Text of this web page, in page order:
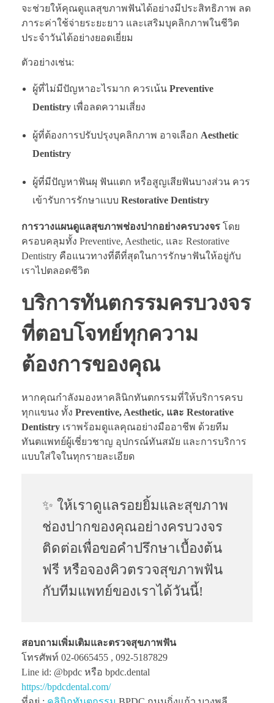
จะช่วยให้คุณดูแลสุขภาพฟันได้อย่างมีประสิทธิภาพ ลด
ภาระค่าใช้จ่ายระยะยาว และเสริมบุคลิกภาพในชีวิต
ประจำวันได้อย่างยอดเยี่ยม
ตัวอย่างเช่น:
ผู้ที่ไม่มีปัญหาอะไรมาก ควรเน้น Preventive
Dentistryเพื่อลดความเสี่ยง
ผู้ที่ต้องการปรับปรุงบุคลิกภาพ อาจเลือก Aesthetic
Dentistry
ผู้ที่มีปัญหาฟันผุ ฟันแตก หรือสูญเสียฟันบางส่วน ควร
เข้ารับการรักษาแบบ Restorative Dentistry
การวางแผนดูแลสุขภาพช่องปากอย่างครบวงจร โดย
ครอบคลุมทั้ง Preventive, Aesthetic, และ Restorative
Dentistry คือแนวทางที่ดีที่สุดในการรักษาฟันให้อยู่กับ
เราไปตลอดชีวิต
บริการทันตกรรมครบวงจร
ที่ตอบโจทย์ทุกความ
ต้องการของคุณ
หากคุณกำลังมองหาคลินิกทันตกรรมที่ให้บริการครบ
ทุกแขนง ทั้ง Preventive, Aesthetic, และ Restorative
Dentistry เราพร้อมดูแลคุณอย่างมืออาชีพ ด้วยทีม
ทันตแพทย์ผู้เชี่ยวชาญ อุปกรณ์ทันสมัย และการบริการ
แบบใส่ใจในทุกรายละเอียด
✨ ให้เราดูแลรอยยิ้มและสุขภาพ
ช่องปากของคุณอย่างครบวงจร
ติดต่อเพื่อขอคำปรึกษาเบื้องต้น
ฟรี หรือจองคิวตรวจสุขภาพฟัน
กับทีมแพทย์ของเราได้วันนี้!
สอบถามเพิ่มเติมและตรวจสุขภาพฟัน
โทรศัพท์ 02-0665455 , 092-5187829
Line id: @bpdc หรือ bpdc.dental
https://bpdcdental.com/